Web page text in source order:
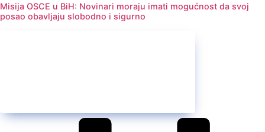
Misija OSCE u BiH: Novinari moraju imati mogućnost da svoj
posao obavljaju slobodno i sigurno